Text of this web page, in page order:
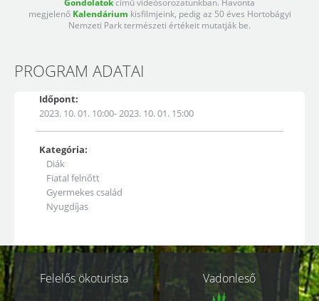
Gondolatokcímű videósorozatunkban. Havonta
megjelenő Kalendárium kisfilmjeink, pedig az 50 éves Hortobágyi
Nemzeti Park természeti értékeit mutatják be.
PROGRAM ADATAI
Időpont:
2023. 10. 01. 10:00- 2023. 10. 01. 15:00
Kategória:
Diák
Fiatal felnőtt
Gyermekes család
Nyugdíjas
Kapcsolódó
oldalakFelelős ökoturista Vadonleső